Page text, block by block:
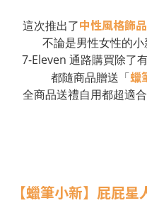
這次推出了中性風格飾品
不論是男性女性的
7-Eleven 通路購買除了
都隨商品贈送「蠟
全商品送禮自用都超適
【蠟筆小新】屁屁